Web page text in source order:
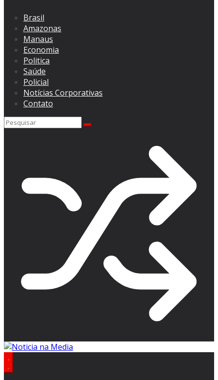
Brasil
Amazonas
Manaus
Economia
Politica
Saúde
Policial
Notícias Corporativas
Contato